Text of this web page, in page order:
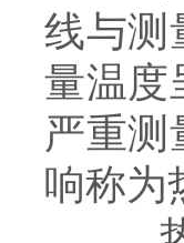
线与测
量温度
严重
响称为